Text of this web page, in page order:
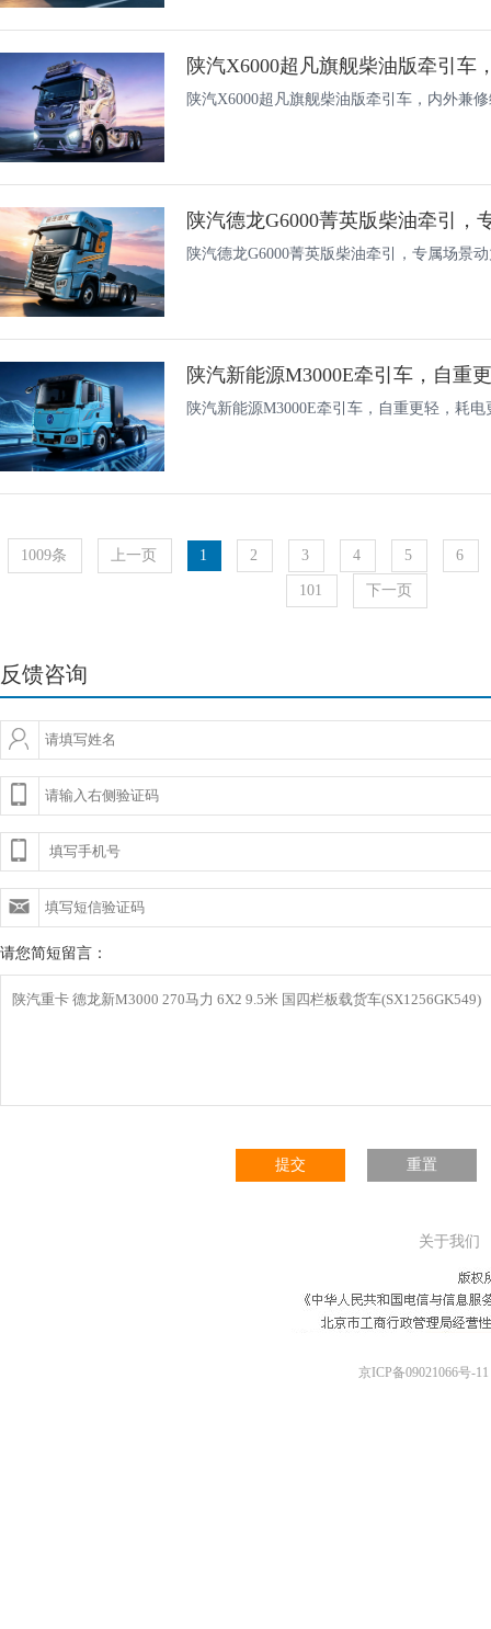
陕汽X6000超凡旗舰柴油版牵引车，内外兼
陕汽德龙G6000菁英版柴油牵引，专属场景
陕汽新能源M3000E牵引车，自重
陕汽新能源M3000E牵引车，自重更轻，耗电
1009条 上一页 1 2 3 4 5 6
101 下一页
反馈咨询
请您简短留言：
提交 重置
关于我们
京ICP备09021066号-11